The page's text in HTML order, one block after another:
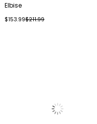
Elbise
$153.99$211.99